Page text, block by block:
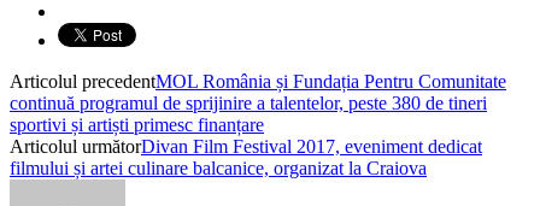
Articolul precedentMOL România și Fundația Pentru Comunitate
continuă programul de sprijinire a talentelor, peste 380 de tineri
sportivi și artiști primesc finanțare
Articolul următorDivan Film Festival 2017, eveniment dedicat
filmului și artei culinare balcanice, organizat la Craiova